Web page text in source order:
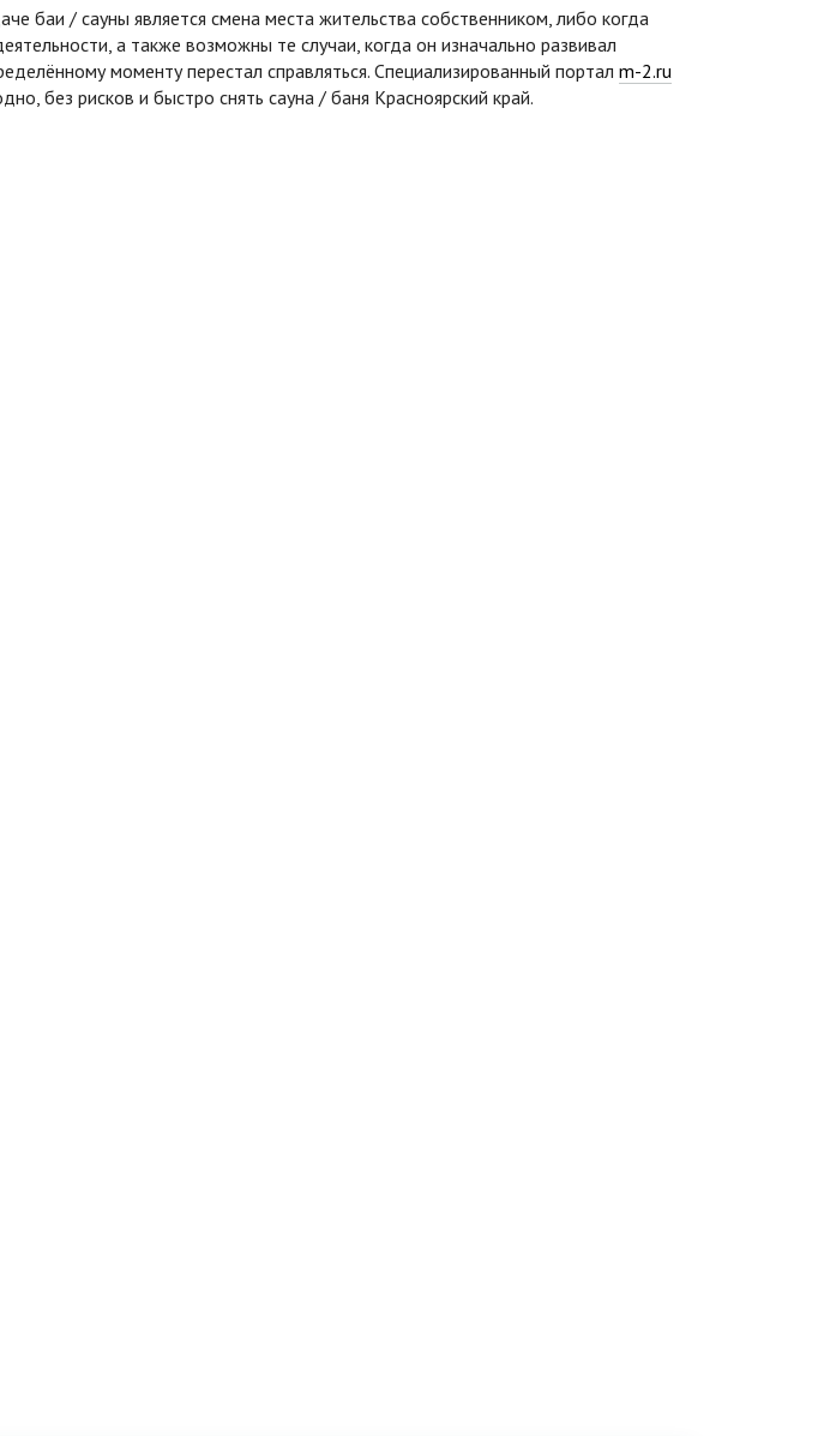
баи / сауны является смена места жительства собственником, либо когда
а также возможны те случаи, когда он изначально развивал
моменту перестал справляться. Специализированный портал m-2.ru
без рисков и быстро снять сауна / баня Красноярский край.